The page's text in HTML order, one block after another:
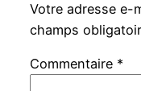
Votre adresse e-
champs
Commentaire *